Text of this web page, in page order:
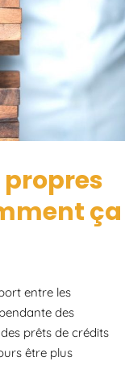
propres
ça
entre les
des
prêts de crédits
être plus